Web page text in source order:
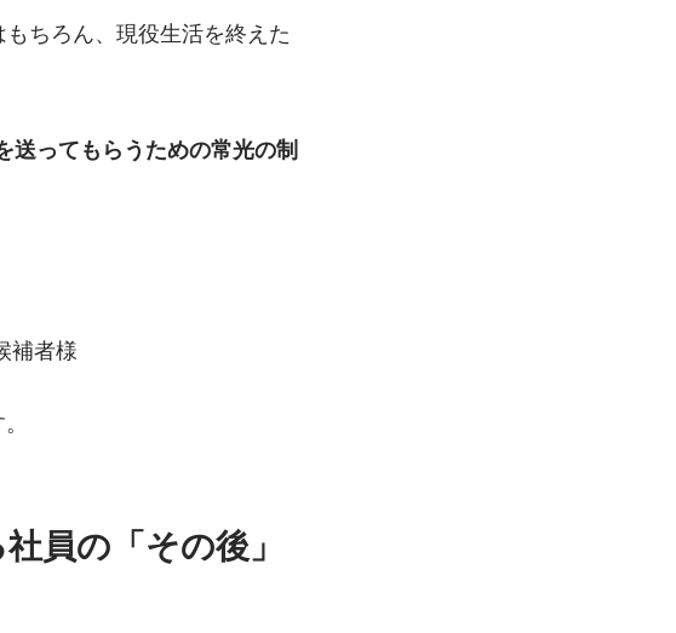
ちろん、現役生活を終えた
送ってもらうための常光の制
補者様
員の「その後」